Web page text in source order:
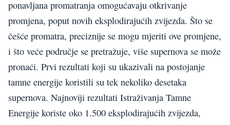
ponavljana promatranja omogućavaju otkrivanje
promjena, poput novih eksplodirajućih zvijezda. Što se
češće promatra, preciznije se mogu mjeriti ove promjene,
i što veće područje se pretražuje, više supernova se može
pronaći. Prvi rezultati koji su ukazivali na postojanje
tamne energije koristili su tek nekoliko desetaka
supernova. Najnoviji rezultati Istraživanja Tamne
Energije koriste oko 1.500 eksplodirajućih zvijezda,